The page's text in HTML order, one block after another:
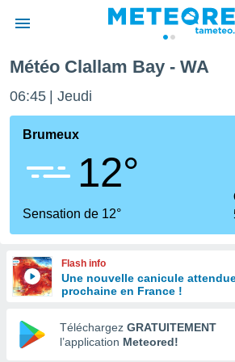
de
en
Météo Clallam Bay - WA
06:45 Jeudi
Brumeux
12°
Sensation de 12°
Flash info
Une nouvelle canicule
prochaine en France !
Téléchargez GRATUITEMENT
l’application Meteored!